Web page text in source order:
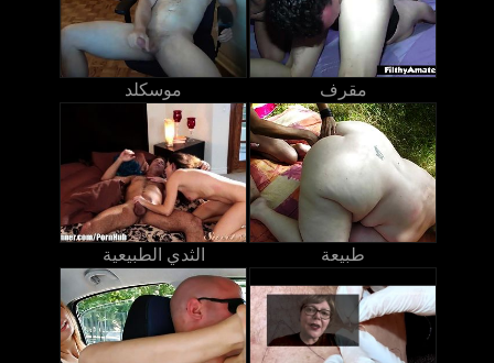
موسكلد مقرف
الثدي الطبيعية طبيعة